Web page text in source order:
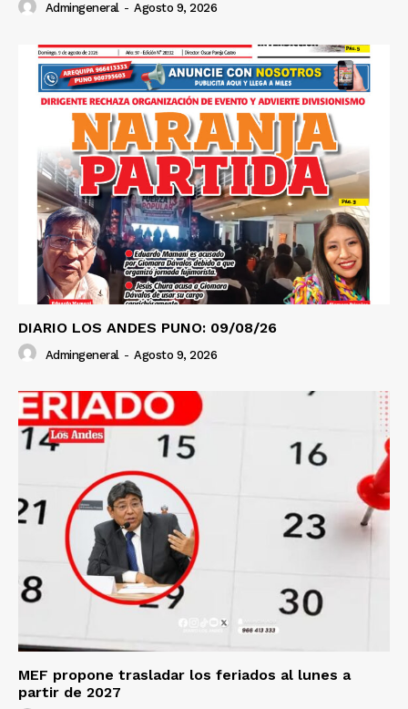
Admingeneral - Agosto 9, 2026
DIARIO LOS ANDES PUNO: 09/08/26
Admingeneral - Agosto 9, 2026
MEF propone trasladar los feriados al lunes a
partir de 2027